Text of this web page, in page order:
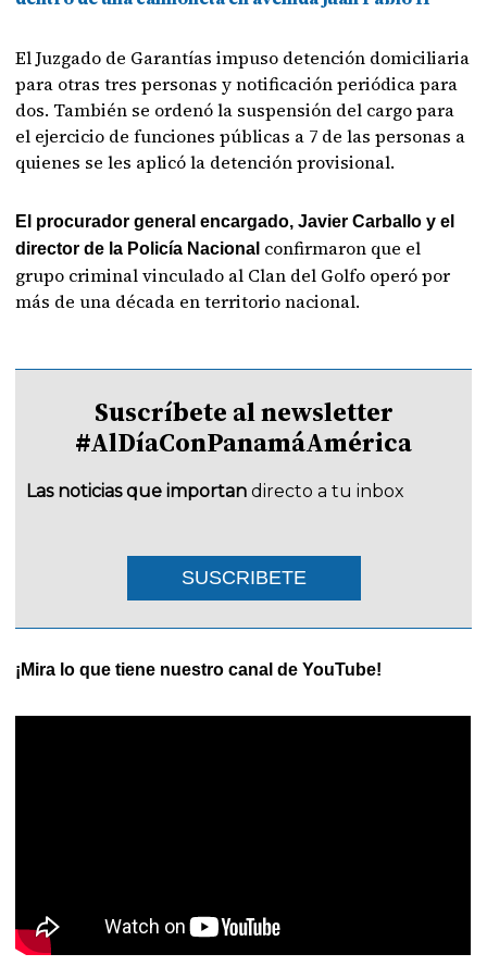
El Juzgado de Garantías impuso detención domiciliaria
para otras tres personas y notificación periódica para
dos. También se ordenó la suspensión del cargo para
el ejercicio de funciones públicas a 7 de las personas a
quienes se les aplicó la detención provisional.
El procurador general encargado, Javier Carballo y el
director de la Policía Nacional confirmaron que el
grupo criminal vinculado al Clan del Golfo operó por
más de una década en territorio nacional.
Suscríbete al newsletter
#AlDíaConPanamáAmérica
Las noticias que importan directo a tu inbox
SUSCRIBETE
¡Mira lo que tiene nuestro canal de YouTube!